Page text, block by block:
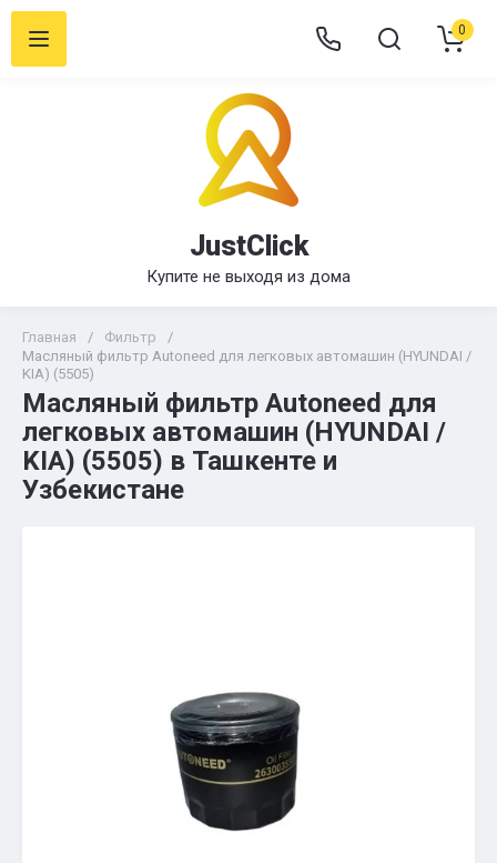
JustClick
Купите не выходя из дома
0
Главная / Фильтр
/
Масляный фильтр Autoneed для легковых автомашин (HYUNDAI /
KIA) (5505)
Масляный фильтр Autoneed для
легковых автомашин (HYUNDAI /
KIA) (5505) в Ташкенте и
Узбекистане